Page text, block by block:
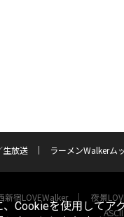
生放送 ラーメンWalkerム
新宿LOVEWalker 夜景
Cookieを使用してア